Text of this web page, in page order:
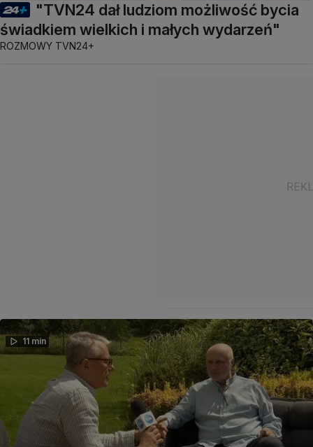
"TVN24 dał ludziom możliwość bycia
świadkiem wielkich i małych wydarzeń"
ROZMOWY TVN24+
11 min